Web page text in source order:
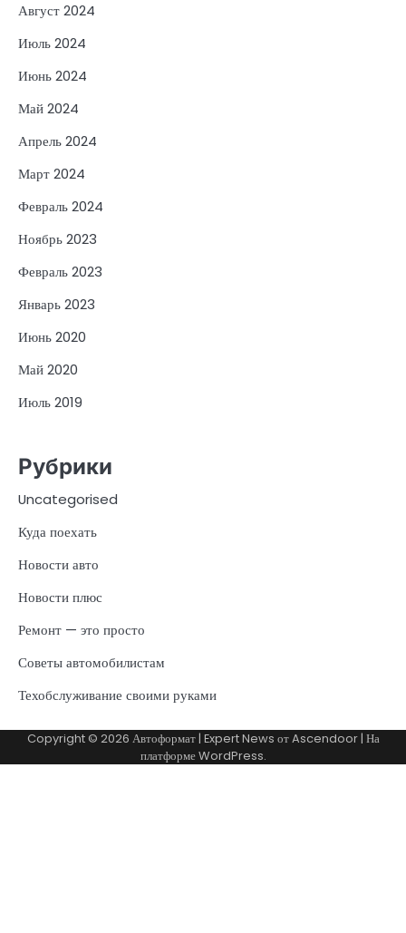
Август 2024
Июль 2024
Июнь 2024
Май 2024
Апрель 2024
Март 2024
Февраль 2024
Ноябрь 2023
Февраль 2023
Январь 2023
Июнь 2020
Май 2020
Июль 2019
Рубрики
Uncategorised
Куда поехать
Новости авто
Новости плюс
Ремонт — это просто
Советы автомобилистам
Техобслуживание своими руками
Copyright © 2026 Автоформат| Expert News отAscendoor| На
платформеWordPress.